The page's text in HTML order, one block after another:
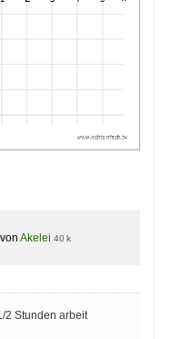
von Akelei 40 k
2 Stunden arbeit